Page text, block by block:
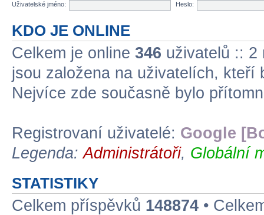
Uživatelské jméno:
Heslo:
KDO JE ONLINE
Celkem je online 346 uživatelů :: 2
jsou založena na uživatelích,
Nejvíce zde současně bylo
Registrovaní uživatelé: Google
Legenda:Administrátoři, Globální
STATISTIKY
Celkem příspěvků 148874 •